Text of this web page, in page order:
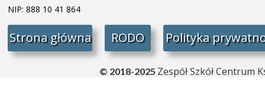
Strona główna Polityka
RODO
NIP: 888 10 41 864
© 2018-2025 Zespół Szkół Centrum